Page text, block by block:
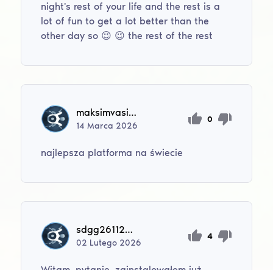
night's rest of your life and the rest is a
lot of fun to get a lot better than the
other day so 😉 😉 the rest of the rest
maksimvasilecko0
14Marca 2026
0
najlepsza platforma na świecie
sdgg26112004
02 Lutego 2026
4